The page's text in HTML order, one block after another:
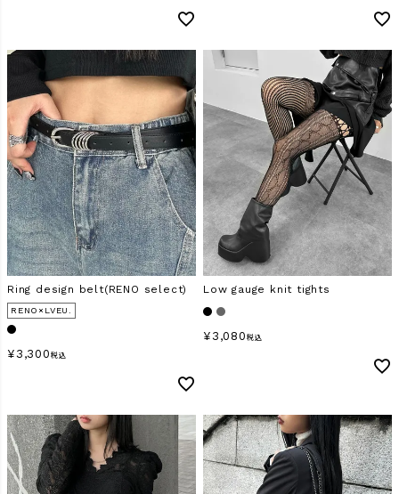
Ring design belt(RENO select)
RENO×LVEU.
¥ 3,300 税込
Low gauge knit tights
¥ 3,080 税込